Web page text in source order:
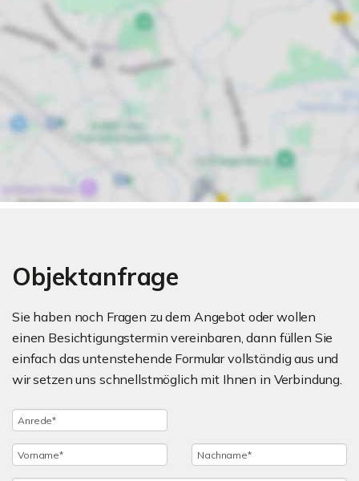
Objektanfrage
Sie haben noch Fragen zu dem Angebot oder wollen
einen Besichtigungstermin vereinbaren, dann füllen Sie
einfach das untenstehende Formular vollständig aus und
wir setzen uns schnellstmöglich mit Ihnen in Verbindung.